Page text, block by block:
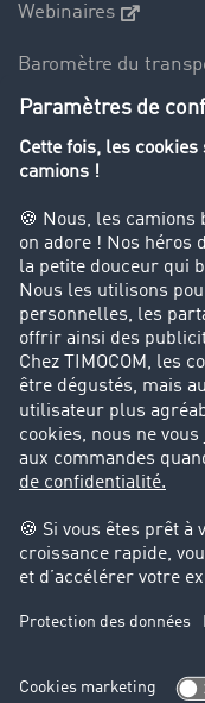
Webinaires
Baromètre du
Le dictionnaire du
Interdiction de
Entreprise
Parrainage clients
Success Stories
Cadre légal
Mentions légales
Protection des
Cookie-
Support